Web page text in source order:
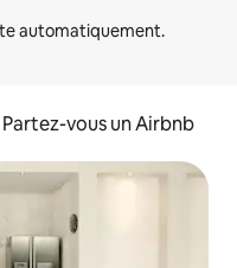
Partez-vous un Airbnb